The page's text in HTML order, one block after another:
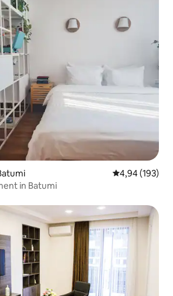
Átlagos
4,94 (193)
in Batumi